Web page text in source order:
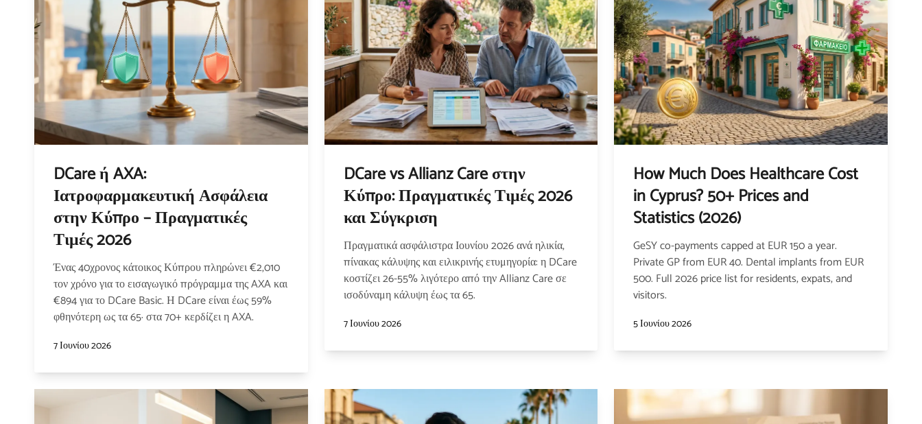
DCare ή AXA:
Ιατροφαρμακευτική Ασφάλεια
στην Κύπρο – Πραγματικές
Τιμές 2026
Ένας 40χρονος κάτοικος Κύπρου πληρώνει €2,010
τον χρόνο για το εισαγωγικό πρόγραμμα της AXA και
€894 για το DCare Basic. Η DCare είναι έως 59%
φθηνότερη ως τα 65· στα 70+ κερδίζει η AXA.
7 Ιουνίου 2026
DCare vs Allianz Care στην
Κύπρο: Πραγματικές Τιμές 2026
και Σύγκριση
Πραγματικά ασφάλιστρα Ιουνίου 2026 ανά ηλικία,
πίνακας κάλυψης και ειλικρινής ετυμηγορία: η DCare
κοστίζει 26-55% λιγότερο από την Allianz Care σε
ισοδύναμη κάλυψη έως τα 65.
7 Ιουνίου 2026
How Much Does Healthcare Cost
in Cyprus? 50+ Prices and
Statistics (2026)
GeSY co-payments capped at EUR 150 a year.
Private GP from EUR 40. Dental implants from EUR
500. Full 2026 price list for residents, expats, and
visitors.
5 Ιουνίου 2026